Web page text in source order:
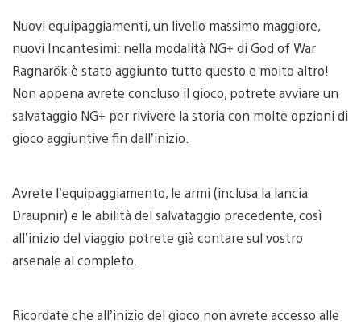
Nuovi equipaggiamenti, un livello massimo maggiore,
nuovi Incantesimi: nella modalità NG+ di God of War
Ragnarök è stato aggiunto tutto questo e molto altro!
Non appena avrete concluso il gioco, potrete avviare un
salvataggio NG+ per rivivere la storia con molte opzioni di
gioco aggiuntive fin dall’inizio.
Avrete l’equipaggiamento, le armi (inclusa la lancia
Draupnir) e le abilità del salvataggio precedente, così
all’inizio del viaggio potrete già contare sul vostro
arsenale al completo.
Ricordate che all’inizio del gioco non avrete accesso alle